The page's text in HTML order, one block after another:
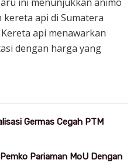
api di Sumatera
api menawarkan
dengan harga yang
Germas Cegah PTM
Pariaman MoU Dengan